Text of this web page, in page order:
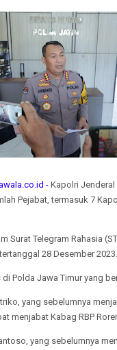
- Kapolri
Pejabat, termasuk 7
Surat Telegram Rahasia
28 Desember 2023.
Polda Jawa Timur yang
yang sebelumnya
menjabat Kabag RBP
yang sebelumnya